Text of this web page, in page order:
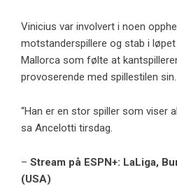
Vinicius var involvert i noen
motstanderspillere og stab i løpet
Mallorca som følte at
provoserende med spillestilen sin.
“Han er en stor spiller som viser
sa Ancelotti tirsdag.
– Stream på ESPN+: LaLiga,
(USA)